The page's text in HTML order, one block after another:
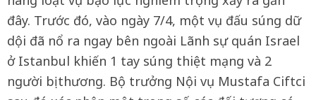
đây. Trước đó, vào ngày 7/4, một vụ đấu súng dữ
dội đã nổ ra ngay bên ngoài Lãnh sự quán Israel
ở Istanbul khiến 1 tay súng thiệt mạng và 2
người bị thương. Bộ trưởng Nội vụ Mustafa Ciftci